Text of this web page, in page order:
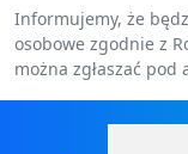
Informujemy, że
osobowe zgodnie z
można zgłaszać pod